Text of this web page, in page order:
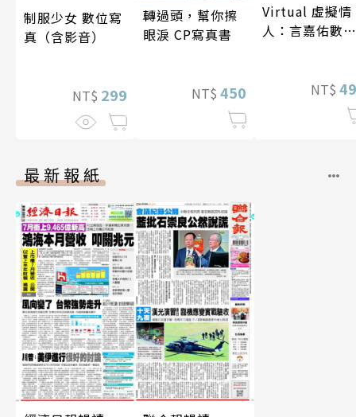
制服少女 數位寫
真（含影音）
NT$ 299
轉過頭，幫你擦
眼淚 CP寫真書
NT$ 450
Virtual 虛擬情
人：言嘉佑數位
NT$
最新報紙